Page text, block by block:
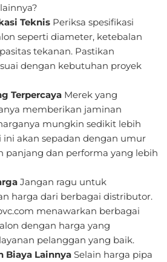
Teknis Periksa spesifikasi
seperti diameter, ketebalan
tekanan. Pastikan
dengan kebutuhan proyek
Terpercaya Merek yang
memberikan jaminan
mungkin sedikit lebih
ini akan sepadan dengan umur
panjang dan performa yang lebih
Jangan ragu untuk
harga dari berbagai distributor.
menawarkan berbagai
dengan harga yang
pelanggan yang baik.
Biaya Lainnya Selain harga pipa